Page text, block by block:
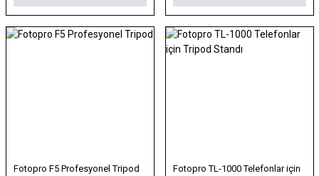
Fotopro F5 Profesyonel Tripod
Fotopro TL-1000 Telefonlar için